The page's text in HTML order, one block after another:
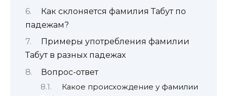
Как склоняется фамилия Табут по
падежам?
Примеры употребления фамилии
Табут в разных падежах
Вопрос-ответ
Какое происхождение у фамилии